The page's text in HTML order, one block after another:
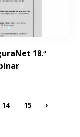
18.ª
14 15 ›